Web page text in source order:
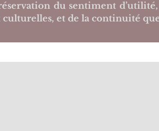
du sentiment d’utilité,
culturelles, et de la continuité